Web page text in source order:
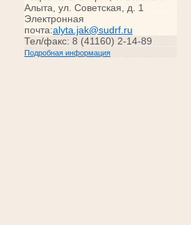
Алыта, ул. Советская, д. 1
Электронная
почта:alyta.jak@sudrf.ru
Тел/факс: 8 (41160) 2-14-89
Подробная информация